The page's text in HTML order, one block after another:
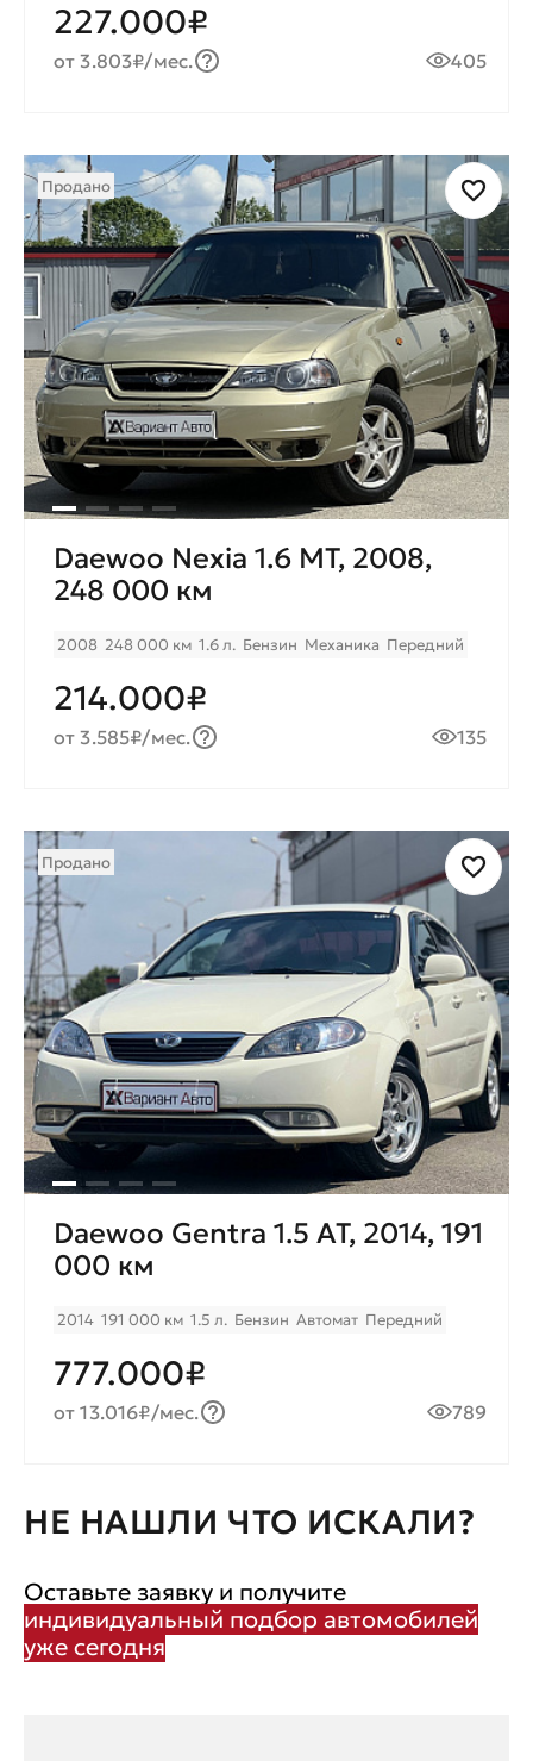
227.000₽
от 3.803₽/мес. 405
Продано
Daewoo Nexia 1.6 МТ, 2008,
248 000 км
2008 248 000 км 1.6 л. Бензин Механика Передний
214.000₽
от 3.585₽/мес. 135
Продано
Daewoo Gentra 1.5 AT, 2014, 191
000 км
2014 191 000 км 1.5 л. Бензин Автомат Передний
777.000₽
от 13.016₽/мес. 789
НЕ НАШЛИ ЧТО ИСКАЛИ?
Оставьте заявку и получите
индивидуальный подбор автомобилей
уже сегодня